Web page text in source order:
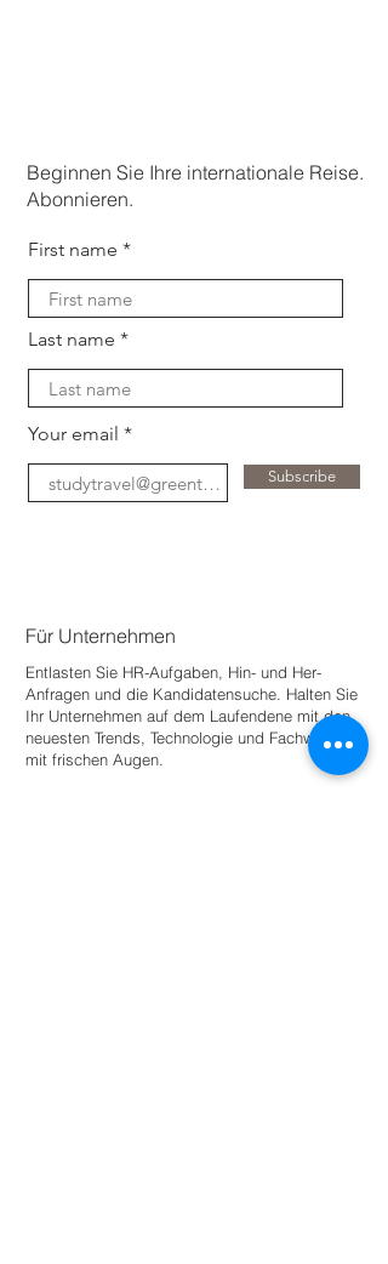
Beginnen Sie Ihre internationale Reise.
Abonnieren.
First name
Last name
Your email
Subscribe
Für Unternehmen
Entlasten Sie HR-Aufgaben, Hin- und Her-
Anfragen und die Kandidatensuche. Halten Sie
Ihr Unternehmen auf dem Laufendene mit den
neuesten Trends, Technologie und Fachwissen
mit frischen Augen.